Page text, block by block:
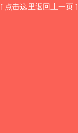
[ 点击这里返回上一页 ]